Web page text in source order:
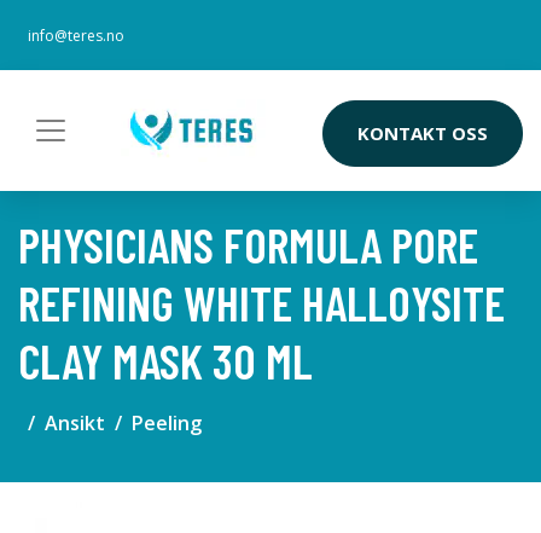
info@teres.no
KONTAKT OSS
PHYSICIANS FORMULA PORE
REFINING WHITE HALLOYSITE
CLAY MASK 30 ML
Ansikt Peeling